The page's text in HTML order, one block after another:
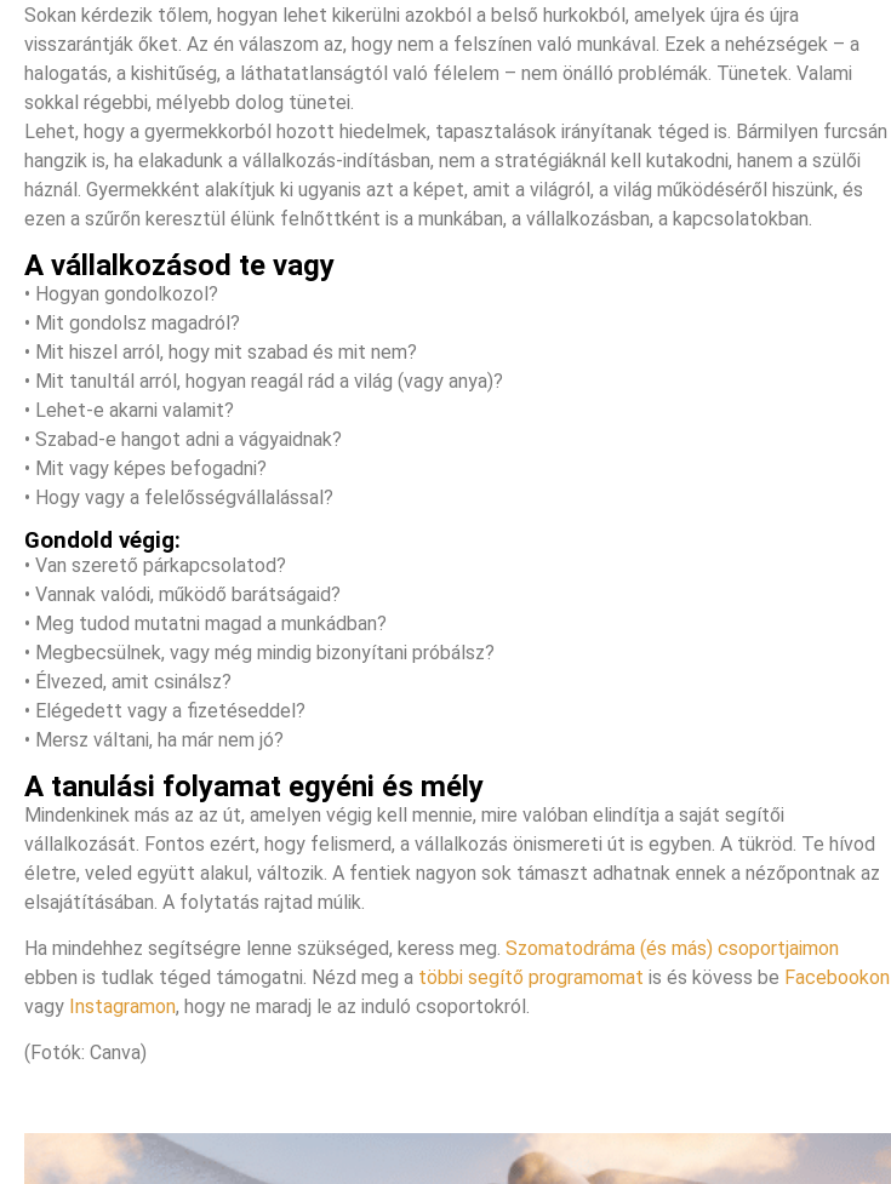
Sokan kérdezik tőlem, hogyan lehet kikerülni azokból a belső hurkokból, amelyek újra és újra
visszarántják őket. Az én válaszom az, hogy nem a felszínen való munkával. Ezek a nehézségek – a
halogatás, a kishitűség, a láthatatlanságtól való félelem – nem önálló problémák. Tünetek. Valami
sokkal régebbi, mélyebb dolog tünetei.
Lehet, hogy a gyermekkorból hozott hiedelmek, tapasztalások irányítanak téged is. Bármilyen furcsán
hangzik is, ha elakadunk a vállalkozás-indításban, nem a stratégiáknál kell kutakodni, hanem a szülői
háznál. Gyermekként alakítjuk ki ugyanis azt a képet, amit a világról, a világ működéséről hiszünk, és
ezen a szűrőn keresztül élünk felnőttként is a munkában, a vállalkozásban, a kapcsolatokban.
A vállalkozásod te vagy
• Hogyan gondolkozol?
• Mit gondolsz magadról?
• Mit hiszel arról, hogy mit szabad és mit nem?
• Mit tanultál arról, hogyan reagál rád a világ (vagy anya)?
• Lehet-e akarni valamit?
• Szabad-e hangot adni a vágyaidnak?
• Mit vagy képes befogadni?
• Hogy vagy a felelősségvállalással?
Gondold végig:
• Van szerető párkapcsolatod?
• Vannak valódi, működő barátságaid?
• Meg tudod mutatni magad a munkádban?
• Megbecsülnek, vagy még mindig bizonyítani próbálsz?
• Élvezed, amit csinálsz?
• Elégedett vagy a fizetéseddel?
• Mersz váltani, ha már nem jó?
A tanulási folyamat egyéni és mély
Mindenkinek más az az út, amelyen végig kell mennie, mire valóban elindítja a saját segítői
vállalkozását. Fontos ezért, hogy felismerd, a vállalkozás önismereti út is egyben. A tükröd. Te hívod
életre, veled együtt alakul, változik. A fentiek nagyon sok támaszt adhatnak ennek a nézőpontnak az
elsajátításában. A folytatás rajtad múlik.
Ha mindehhez segítségre lenne szükséged, keress meg. Szomatodráma (és más) csoportjaimon
ebben is tudlak téged támogatni. Nézd meg a többi segítő programomat is és kövess be Facebookon
vagy Instagramon, hogy ne maradj le az induló csoportokról.
(Fotók: Canva)